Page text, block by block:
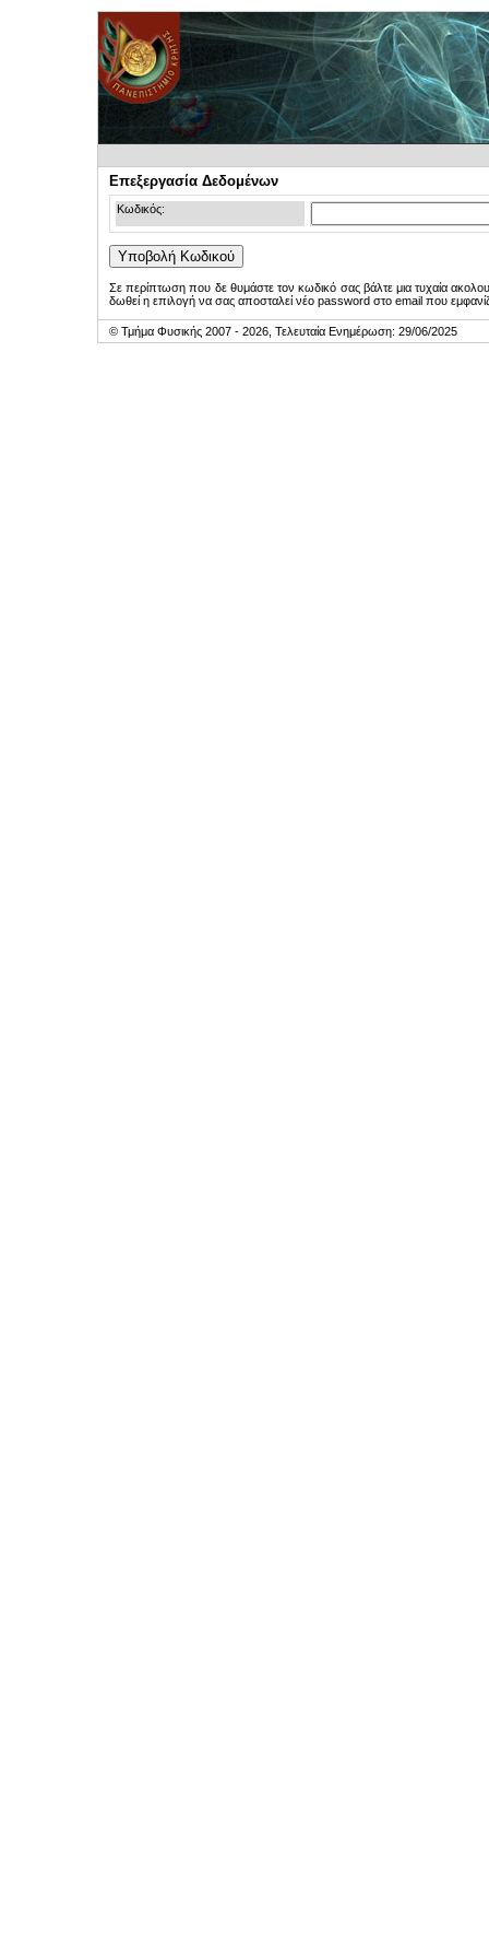
Επεξεργασία Δεδομένων
Κωδικός:
Σε περίπτωση που δε θυμάστε τον κωδικό σας βάλτε μια τυχαία
δωθεί η επιλογή να σας αποσταλεί νέο password στο email που
© Τμήμα Φυσικής 2007 - 2026, Τελευταία Ενημέρωση: 29/06/2025